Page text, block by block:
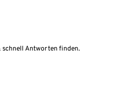
schnell Antworten finden.